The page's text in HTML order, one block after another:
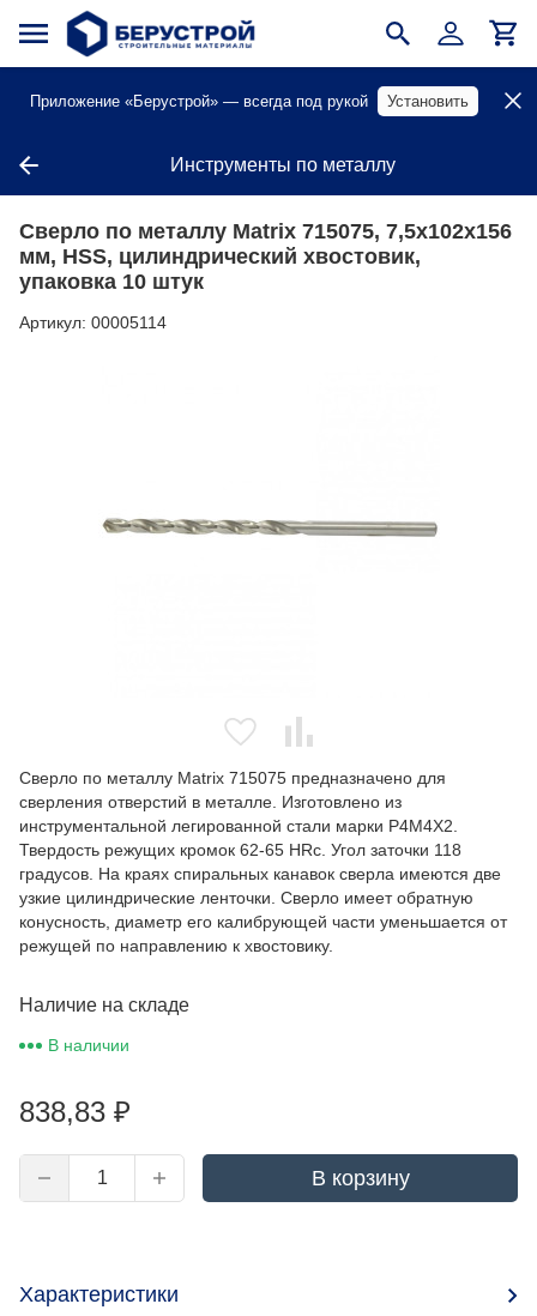
Приложение «Берустрой» — всегда под рукой Установить
Инструменты по металлу
Сверло по металлу Matrix 715075, 7,5х102х156
мм, HSS, цилиндрический хвостовик,
упаковка 10 штук
Артикул: 00005114
Сверло по металлу Matrix 715075 предназначено для
сверления отверстий в металле. Изготовлено из
инструментальной легированной стали марки Р4М4Х2.
Твердость режущих кромок 62-65 HRc. Угол заточки 118
градусов. На краях спиральных канавок сверла имеются две
узкие цилиндрические ленточки. Сверло имеет обратную
конусность, диаметр его калибрующей части уменьшается от
режущей по направлению к хвостовику.
Наличие на складе
В наличии
838,83 ₽
В корзину
Характеристики